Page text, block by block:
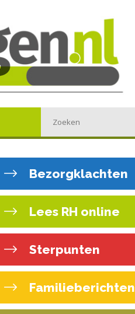
Bezorgklachten
Lees RH online
Sterpunten
Familieberichten